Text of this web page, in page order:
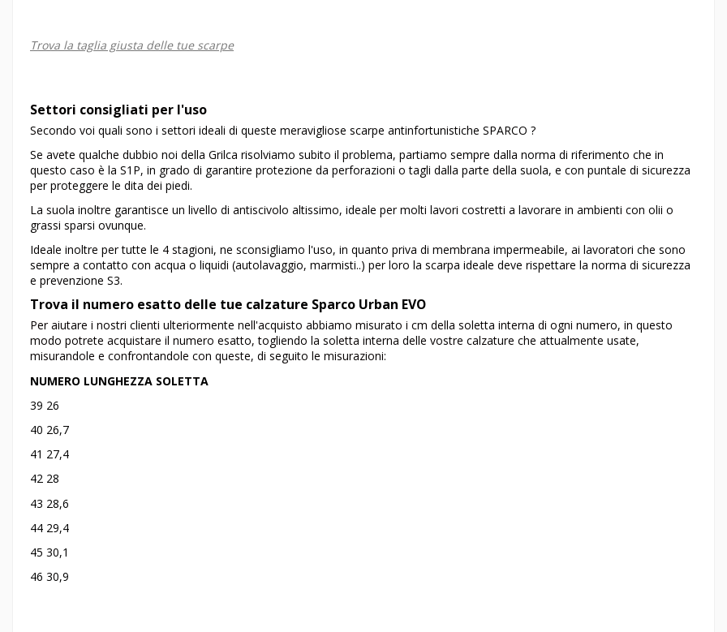
Trova la taglia giusta delle tue scarpe
Settori consigliati per l'uso
Secondo voi quali sono i settori ideali di queste meravigliose scarpe antinfortunistiche SPARCO ?
Se avete qualche dubbio noi della Grilca risolviamo subito il problema, partiamo sempre dalla norma di riferimento che in
questo caso è la S1P, in grado di garantire protezione da perforazioni o tagli dalla parte della suola, e con puntale di sicurezza
per proteggere le dita dei piedi.
La suola inoltre garantisce un livello di antiscivolo altissimo, ideale per molti lavori costretti a lavorare in ambienti con olii o
grassi sparsi ovunque.
Ideale inoltre per tutte le 4 stagioni, ne sconsigliamo l'uso, in quanto priva di membrana impermeabile, ai lavoratori che sono
sempre a contatto con acqua o liquidi (autolavaggio, marmisti..) per loro la scarpa ideale deve rispettare la norma di sicurezza
e prevenzione S3.
Trova il numero esatto delle tue calzature Sparco Urban EVO
Per aiutare i nostri clienti ulteriormente nell'acquisto abbiamo misurato i cm della soletta interna di ogni numero, in questo
modo potrete acquistare il numero esatto, togliendo la soletta interna delle vostre calzature che attualmente usate,
misurandole e confrontandole con queste, di seguito le misurazioni:
NUMERO LUNGHEZZA SOLETTA
39 26
40 26,7
41 27,4
42 28
43 28,6
44 29,4
45 30,1
46 30,9